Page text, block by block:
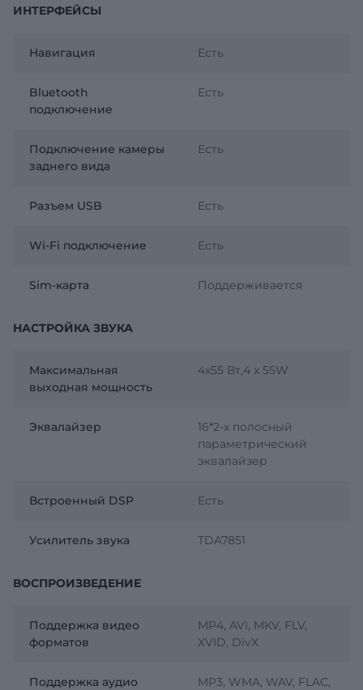
ИНТЕРФЕЙСЫ
Навигация Есть
Bluetooth
подключение
Есть
Подключение камеры
заднего вида
Есть
Разъем USB Есть
Wi-Fi подключение Есть
Sim-карта Поддерживается
НАСТРОЙКА ЗВУКА
Максимальная
выходная мощность
4х55 Вт,4 x 55W
Эквалайзер
16*2-х полосный
параметрический
эквалайзер
Встроенный DSP Есть
Усилитель звука TDA7851
ВОСПРОИЗВЕДЕНИЕ
Поддержка видео
форматов
MP4, AVI, MKV, FLV,
XVID, DivX
Поддержка аудио
MP3, WMA, WAV, FLAC,